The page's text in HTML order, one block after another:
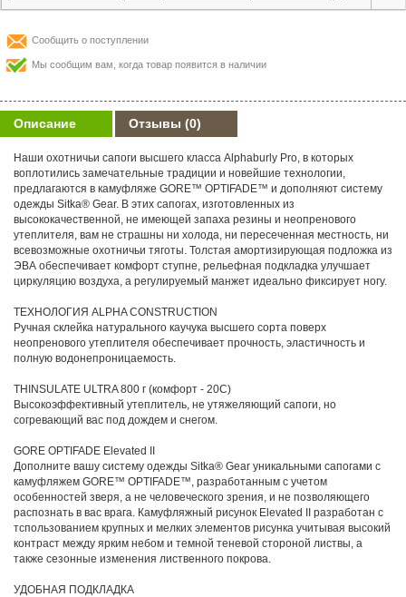
Сообщить о поступлении
Мы сообщим вам, когда товар появится в наличии
Описание Отзывы (0)
Наши охотничьи сапоги высшего класса Alphaburly Pro, в которых
воплотились замечательные традиции и новейшие технологии,
предлагаются в камуфляже GORE™ OPTIFADE™ и дополняют систему
одежды Sitka® Gear. В этих сапогах, изготовленных из
высококачественной, не имеющей запаха резины и неопренового
утеплителя, вам не страшны ни холода, ни пересеченная местность, ни
всевозможные охотничьи тяготы. Толстая амортизирующая подложка из
ЭВА обеспечивает комфорт ступне, рельефная подкладка улучшает
циркуляцию воздуха, а регулируемый манжет идеально фиксирует ногу.
ТЕХНОЛОГИЯ ALPHA CONSTRUCTION
Ручная склейка натурального каучука высшего сорта поверх
неопренового утеплителя обеспечивает прочность, эластичность и
полную водонепроницаемость.
THINSULATE ULTRA 800 г (комфорт - 20С)
Высокоэффективный утеплитель, не утяжеляющий сапоги, но
согревающий вас под дождем и снегом.
GORE OPTIFADE Elevated II
Дополните вашу систему одежды Sitka® Gear уникальными сапогами с
камуфляжем GORE™ OPTIFADE™, разработанным с учетом
особенностей зверя, а не человеческого зрения, и не позволяющего
распознать в вас врага. Камуфляжный рисунок Elevated II разработан с
тспользованием крупных и мелких элементов рисунка учитывая высокий
контраст между ярким небом и темной теневой стороной листвы, а
также сезонные изменения лиственного покрова.
УДОБНАЯ ПОДКЛАДКА